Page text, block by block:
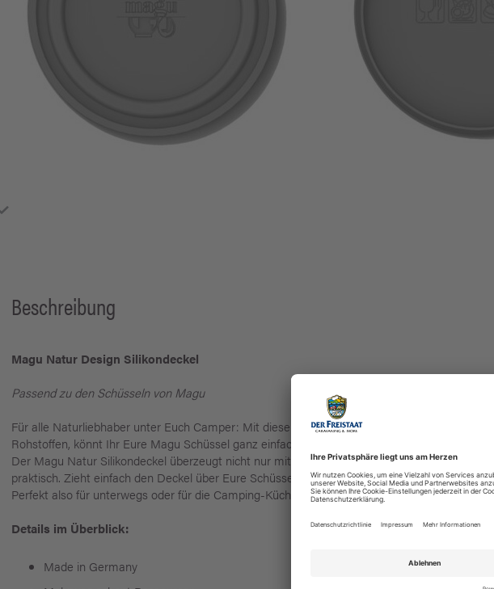
Beschreibung
Magu Natur Design Silikondeckel
Passend zu den Schüsseln von Magu
Für alle Naturliebhaber unter Euch Camper: Mit diesem Silikondeckel, bestehend aus
Rohstoffen, könnt Ihr Eure Magu Schüssel ganz einfach abdecken.
Der Magu Natur Silikondeckel überzeugt nicht nur mit seiner Umweltfreundlichkeit, sondern
praktisch. Zieht einfach den Deckel über Eure Schüssel und schon habt Ihr eine
Perfekt also für unterwegs oder für die Camping-Küche.
Details im Überblick:
Made in Germany